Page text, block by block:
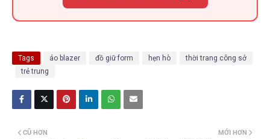
Tags áo blazer đồ giữ form hẹn hò
thời trang công sở
trẻ trung
MỚI HƠN
CŨ HƠN